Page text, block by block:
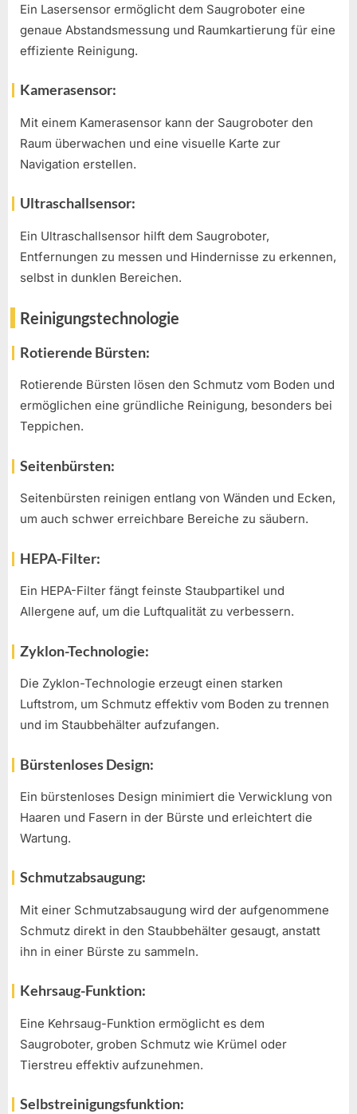
Ein Lasersensor ermöglicht dem Saugroboter eine
genaue Abstandsmessung und Raumkartierung für eine
effiziente Reinigung.
Kamerasensor:
Mit einem Kamerasensor kann der Saugroboter den
Raum überwachen und eine visuelle Karte zur
Navigation erstellen.
Ultraschallsensor:
Ein Ultraschallsensor hilft dem Saugroboter,
Entfernungen zu messen und Hindernisse zu erkennen,
selbst in dunklen Bereichen.
Reinigungstechnologie
Rotierende Bürsten:
Rotierende Bürsten lösen den Schmutz vom Boden und
ermöglichen eine gründliche Reinigung, besonders bei
Teppichen.
Seitenbürsten:
Seitenbürsten reinigen entlang von Wänden und Ecken,
um auch schwer erreichbare Bereiche zu säubern.
HEPA-Filter:
Ein HEPA-Filter fängt feinste Staubpartikel und
Allergene auf, um die Luftqualität zu verbessern.
Zyklon-Technologie:
Die Zyklon-Technologie erzeugt einen starken
Luftstrom, um Schmutz effektiv vom Boden zu trennen
und im Staubbehälter aufzufangen.
Bürstenloses Design:
Ein bürstenloses Design minimiert die Verwicklung von
Haaren und Fasern in der Bürste und erleichtert die
Wartung.
Schmutzabsaugung:
Mit einer Schmutzabsaugung wird der aufgenommene
Schmutz direkt in den Staubbehälter gesaugt, anstatt
ihn in einer Bürste zu sammeln.
Kehrsaug-Funktion:
Eine Kehrsaug-Funktion ermöglicht es dem
Saugroboter, groben Schmutz wie Krümel oder
Tierstreu effektiv aufzunehmen.
Selbstreinigungsfunktion: